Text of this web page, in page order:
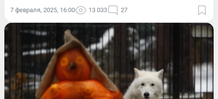
7 февраля, 2025, 16:00 13 033 27